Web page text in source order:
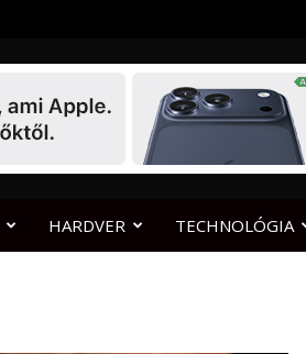
HARDVER TECHNOLÓGIA